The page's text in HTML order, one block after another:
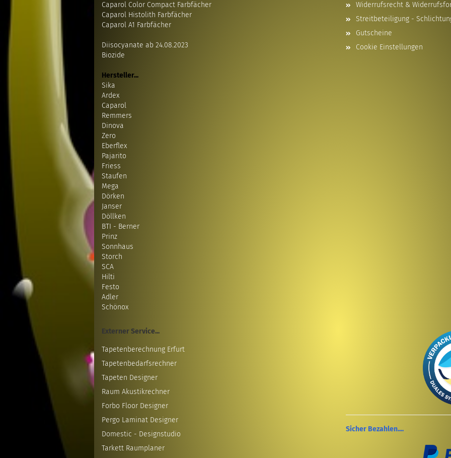
Caparol Color Compact Farbfächer
Caparol Histolith Farbfächer
Caparol A1 Farbfächer
Diisocyanate ab 24.08.2023
Biozide
Hersteller...
Sika
Ardex
Caparol
Remmers
Dinova
Zero
Eberflex
Pajarito
Friess
Staufen
Mega
Dörken
Janser
Döllken
BTI - Berner
Prinz
Sonnhaus
Storch
SCA
Hilti
Festo
Adler
Schönox
Widerrufsrecht &
Streitbeteiligung -
Gutscheine
Cookie Einstellungen
Externer Service...
Tapetenberechnung Erfurt
Tapetenbedarfsrechner
Tapeten Designer
Raum Akustikrechner
Forbo Floor Designer
Pergo Laminat Designer
Domestic - Designstudio
Tarkett Raumplaner
Sicher Bezahlen....